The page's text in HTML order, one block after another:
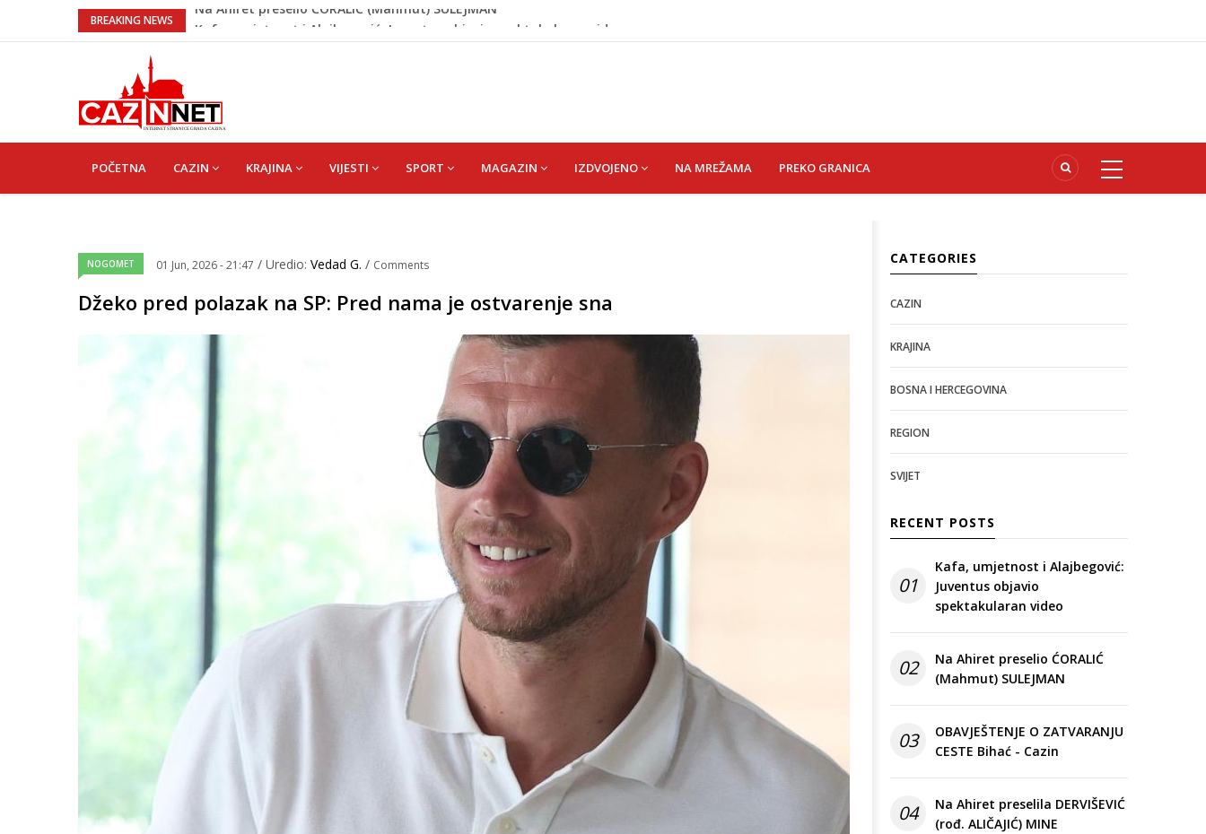
BREAKING NEWS
Kafa, umjetnost i Alajbegović: Juventus objavio spektakularan video
Poznat termin dženaze NADAREVIĆ ŠEFIKU
Na Ahiret preselio ĆORALIĆ (Mahmut) SULEJMAN
NAVIGATION
POČETNA CAZIN KRAJINA VIJESTI SPORT MAGAZIN IZDVOJENO NA MREŽAMA PREKO GRANICA
NOGOMET 01 Jun, 2026 - 21:47 / Uredio: Vedad G. / Comments
Džeko pred polazak na SP: Pred nama je ostvarenje sna
CATEGORIES
CAZIN
KRAJINA
BOSNA I HERCEGOVINA
REGION
SVIJET
RECENT POSTS
01
Kafa, umjetnost i Alajbegović:
Juventus objavio
spektakularan video
02
Na Ahiret preselio ĆORALIĆ
(Mahmut) SULEJMAN
03
OBAVJEŠTENJE O ZATVARANJU
CESTE Bihać - Cazin
04
Na Ahiret preselila DERVIŠEVIĆ
(rođ. ALIČAJIĆ) MINE